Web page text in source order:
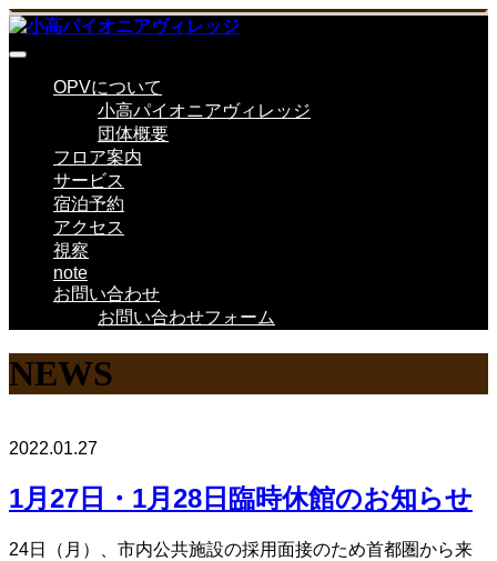
OPVについて
小高パイオニアヴィレッジ
団体概要
フロア案内
サービス
宿泊予約
アクセス
視察
note
お問い合わせ
お問い合わせフォーム
NEWS
2022.01.27
1月27日・1月28日臨時休館のお知らせ
24日（月）、市内公共施設の採用面接のため首都圏から来